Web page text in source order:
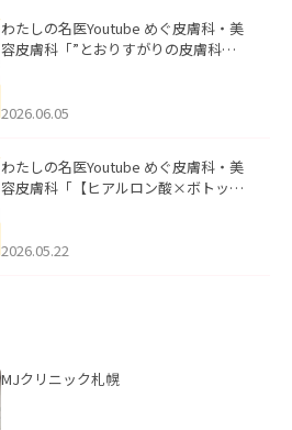
わたしの名医Youtube めぐ皮膚科・美
容皮膚科「”とおりすがりの皮膚科
2026.06.05
わたしの名医Youtube めぐ皮膚科・美
容皮膚科「【ヒアルロン酸×ボトック
た。
2026.05.22
MJクリニック札幌